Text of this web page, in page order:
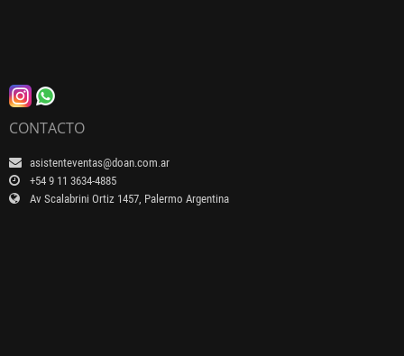
CONTACTO
asistenteventas@doan.com.ar
+54 9 11 3634-4885
Av Scalabrini Ortiz 1457, Palermo Argentina